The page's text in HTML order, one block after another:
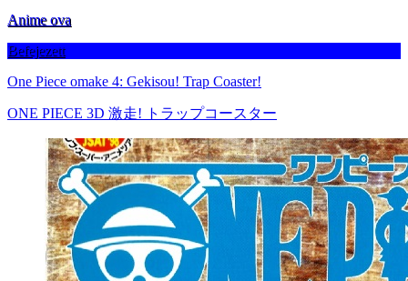
Anime ova
Befejezett
One Piece omake 4: Gekisou! Trap Coaster!
ONE PIECE 3D 激走! トラップコースター